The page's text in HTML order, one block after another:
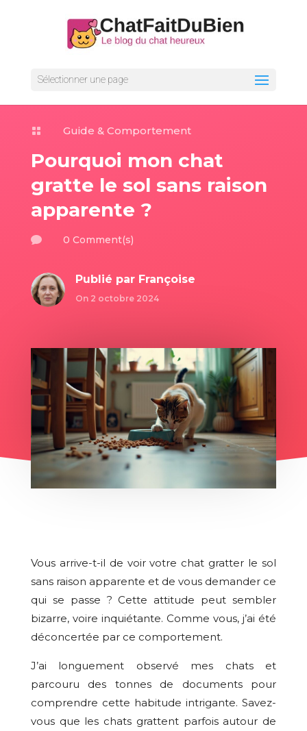
Sélectionner une page
 Guide & Comportement
Pourquoi mon chat
gratte le sol sans raison
apparente ?
 0 Comment(s)
Publié par Françoise
On 2 octobre 2024
Vous arrive-t-il de voir votre chat gratter le sol
sans raison apparente et de vous demander ce
qui se passe ? Cette attitude peut sembler
bizarre, voire inquiétante. Comme vous, j’ai été
déconcertée par ce comportement.
J’ai longuement observé mes chats et
parcouru des tonnes de documents pour
comprendre cette habitude intrigante. Savez-
vous que les chats grattent parfois autour de